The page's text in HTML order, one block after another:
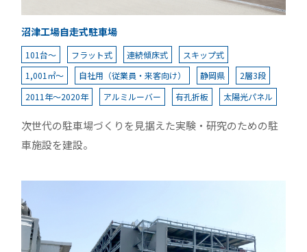
沼津工場自走式駐車場
101台～ フラット式 連続傾床式
スキップ式
1,001㎡～
自社用（従業員・来客向け） 静岡県
2層3段
2011年～2020年
アルミルーバー 有孔折板 太陽光パネル
次世代の駐車場づくりを見据えた実験・研究のための駐
車施設を建設。